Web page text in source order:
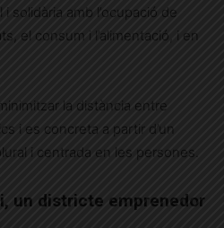
i solidària amb l’ocupació de
el consum i l’alimentació, i en
la distància entre
i es concreta a partir d’un
i centrada en les persones.
un districte emprenedor